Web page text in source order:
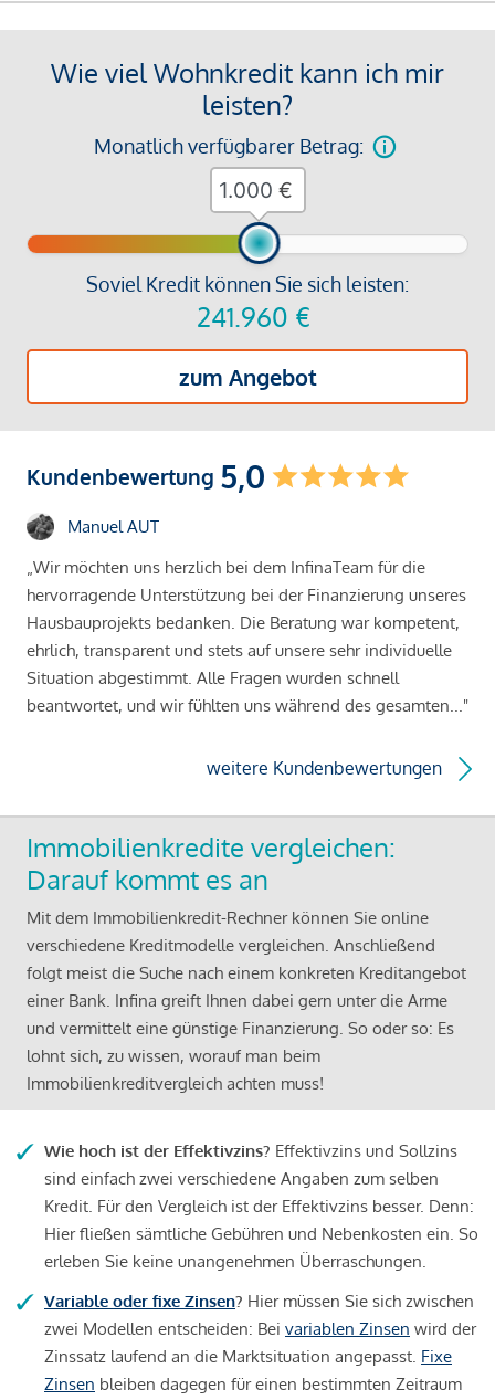
Wie viel Wohnkredit kann ich mir
leisten?
Monatlich verfügbarer Betrag:
Soviel Kredit können Sie sich leisten:
241.960 €
zum Angebot
€
Kundenbewertung 5,0
Manuel AUT
„Wir möchten uns herzlich bei dem InfinaTeam für die
hervorragende Unterstützung bei der Finanzierung unseres
Hausbauprojekts bedanken. Die Beratung war kompetent,
ehrlich, transparent und stets auf unsere sehr individuelle
Situation abgestimmt. Alle Fragen wurden schnell
beantwortet, und wir fühlten uns während des gesamten..."
weitere Kundenbewertungen
Immobilienkredite vergleichen:
Darauf kommt es an
Mit dem Immobilienkredit-Rechner können Sie online
verschiedene Kreditmodelle vergleichen. Anschließend
folgt meist die Suche nach einem konkreten Kreditangebot
einer Bank. Infina greift Ihnen dabei gern unter die Arme
und vermittelt eine günstige Finanzierung. So oder so: Es
lohnt sich, zu wissen, worauf man beim
Immobilienkreditvergleich achten muss!
Wie hoch ist der Effektivzins? Effektivzins und Sollzins
sind einfach zwei verschiedene Angaben zum selben
Kredit. Für den Vergleich ist der Effektivzins besser. Denn:
Hier fließen sämtliche Gebühren und Nebenkosten ein. So
erleben Sie keine unangenehmen Überraschungen.
Variable oder fixe Zinsen? Hier müssen Sie sich zwischen
zwei Modellen entscheiden: Bei variablen Zinsen wird der
Zinssatz laufend an die Marktsituation angepasst. Fixe
Zinsen bleiben dagegen für einen bestimmten Zeitraum